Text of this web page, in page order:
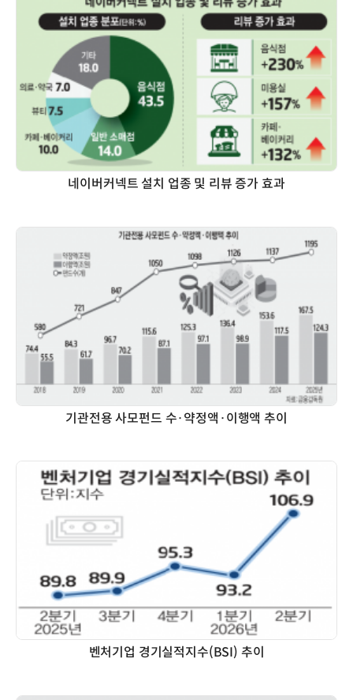
네이버커넥트 설치 업종 및 리뷰 증가 효과
기관전용 사모펀드 수·약정액·이행액 추이
벤처기업 경기실적지수(BSI) 추이